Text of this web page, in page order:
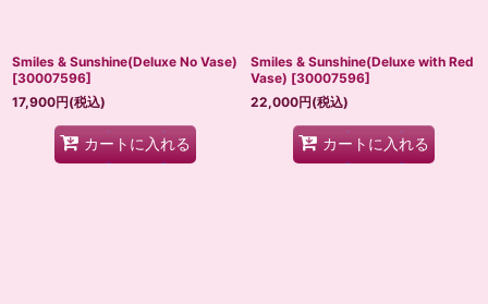
Smiles & Sunshine(Deluxe No Vase)
[30007596]
17,900円(税込)
カートに入れる
Smiles & Sunshine(Deluxe with Red
Vase) [30007596]
22,000円(税込)
カートに入れる